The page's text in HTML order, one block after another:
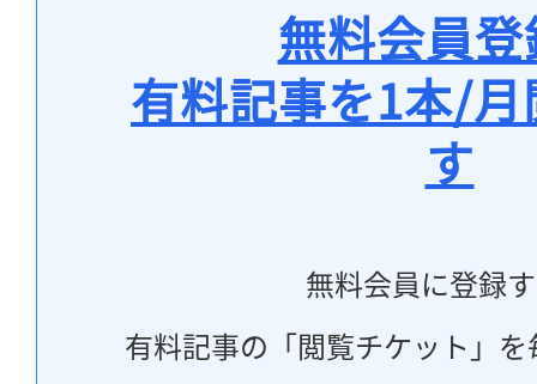
無料会員
有料記事を1本/
す
無料会員に登録
有料記事の「閲覧チケット」